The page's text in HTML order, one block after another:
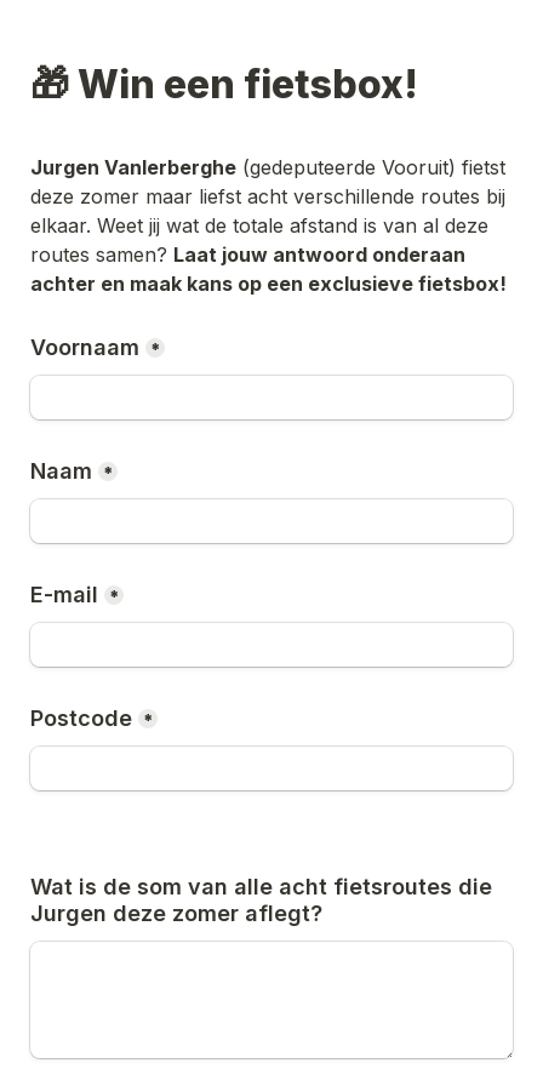
🎁 Win een fietsbox!
Jurgen Vanlerberghe (gedeputeerde Vooruit) fietst
deze zomer maar liefst acht verschillende routes bij
elkaar. Weet jij wat de totale afstand is van al deze
routes samen? Laat jouw antwoord onderaan
achter en maak kans op een exclusieve fietsbox!
Voornaam *
Naam *
E-mail *
Postcode *
Wat is de som van alle acht fietsroutes die
Jurgen deze zomer aflegt?